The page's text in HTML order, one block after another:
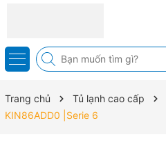
Trang chủ Tủ lạnh cao cấp
KIN86ADD0 |Serie 6